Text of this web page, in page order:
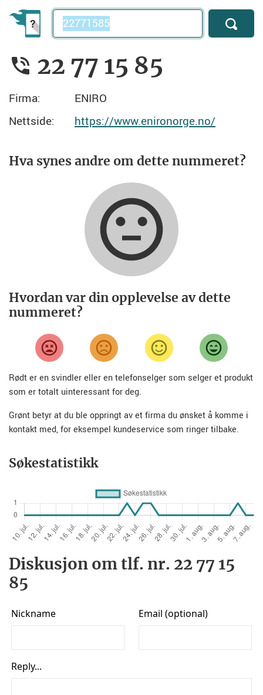
Telefonnummer
22 77 15 85
Firma:
ENIRO
Nettside:
https://www.enironorge.no/
Hva synes andre om dette nummeret?
Hvordan var din opplevelse av dette
nummeret?
Rødt er en svindler eller en telefonselger som selger et produkt
som er totalt uinteressant for deg.
Grønt betyr at du ble oppringt av et firma du ønsket å komme i
kontakt med, for eksempel kundeservice som ringer tilbake.
Søkestatistikk
Diskusjon om tlf. nr. 22 77 15
85